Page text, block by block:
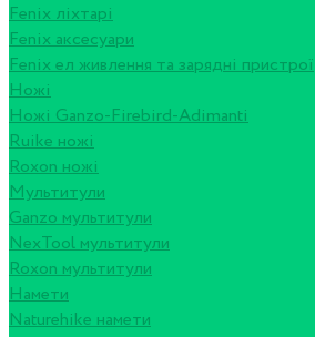
Fenix ліхтарі
Fenix аксесуари
Fenix ел живлення та зарядні пристрої
Ножі
Ножі Ganzo-Firebird-Adimanti
Ruike ножі
Roxon ножi
Мультитули
Ganzo мультитули
NexTool мультитули
Roxon мультитули
Намети
Naturehike намети